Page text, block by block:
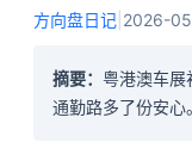
方向盘日记 2026-
摘要： 粤港澳车展
通勤路多了份安心。